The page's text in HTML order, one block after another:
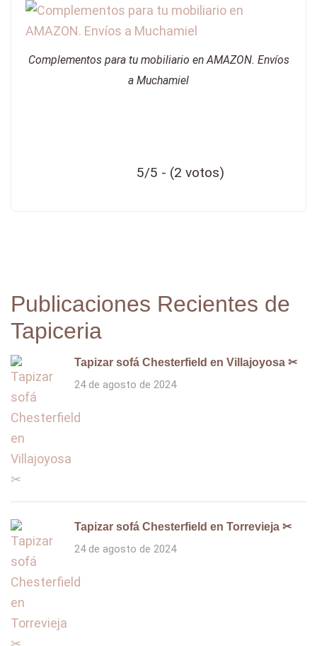
Complementos para tu mobiliario en AMAZON. Envíos
a Muchamiel
5/5 - (2 votos)
Publicaciones Recientes de
Tapiceria
Tapizar sofá Chesterfield en Villajoyosa ✂
24 de agosto de 2024
Tapizar sofá Chesterfield en Torrevieja ✂
24 de agosto de 2024